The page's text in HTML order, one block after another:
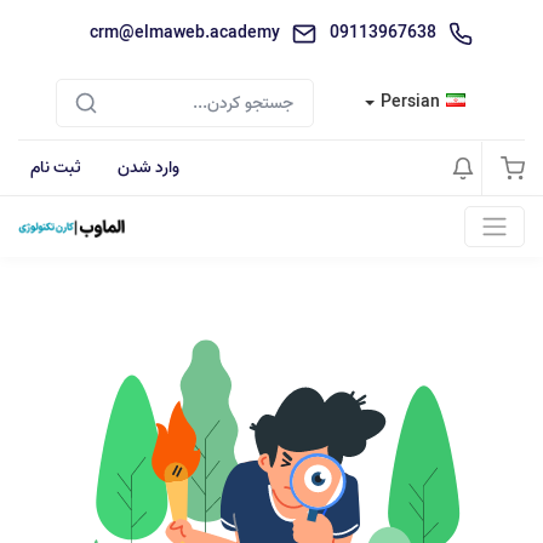
09113967638
crm@elmaweb.academy
Persian
وارد شدن ثبت نام